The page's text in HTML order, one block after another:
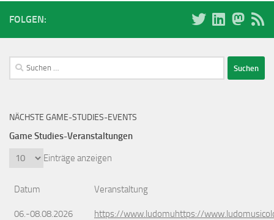
FOLGEN:
Suchen
nach:
NÄCHSTE GAME-STUDIES-EVENTS
Game Studies-Veranstaltungen
Einträge anzeigen
Datum Veranstaltung
06.-08.08.2026 https://www.ludomuhttps://